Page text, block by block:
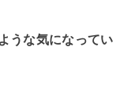
うな気になってい